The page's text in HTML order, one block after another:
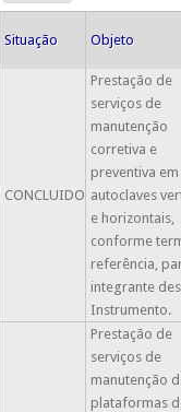
Situação Objeto
CONCLUIDO
Prestação de
serviços de
manutenção
corretiva e
preventiva em
autoclaves
e horizontais,
conforme
referência,
integrante
Instrumento.
Prestação de
serviços de
manutenção
plataformas